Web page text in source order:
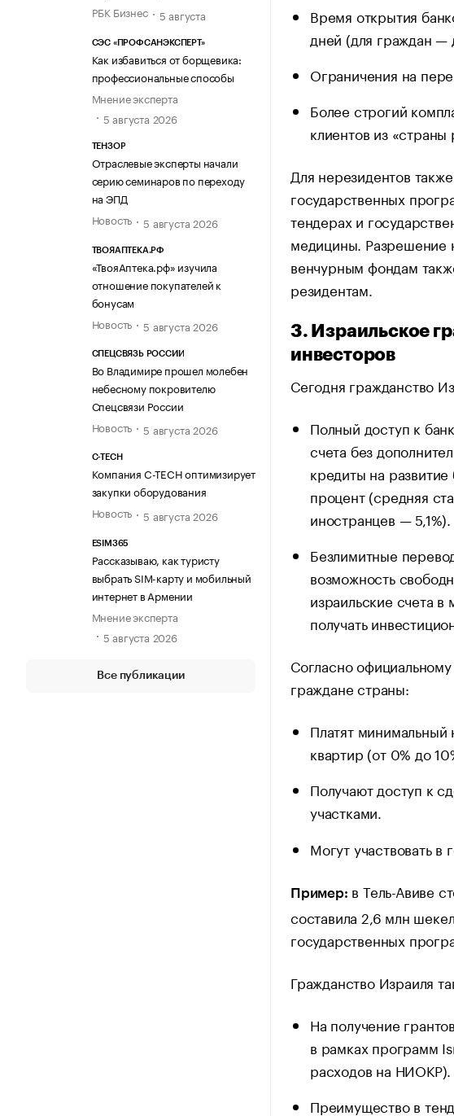
РБК Бизнес
5 августа
СЭС «ПРОФСАНЭКСПЕРТ»
Как избавиться от борщевика:
профессиональные способы
Мнение эксперта
5 августа 2026
ТЕНЗОР
Отраслевые эксперты начали
серию семинаров по переходу
на ЭПД
Новость
5 августа 2026
ТВОЯАПТЕКА.РФ
«ТвояАптека.рф» изучила
отношение покупателей к
бонусам
Новость
5 августа 2026
СПЕЦСВЯЗЬ РОССИИ
Во Владимире прошел молебен
небесному покровителю
Спецсвязи России
Новость
5 августа 2026
C-TECH
Компания C-TECH оптимизирует
закупки оборудования
Новость
5 августа 2026
ESIM365
Рассказываю, как туристу
выбрать SIM-карту и мобильный
интернет в Армении
Мнение эксперта
5 августа 2026
Все публикации
Время открытия
дней (для граждан —
Ограничения на
Более строгий
клиентов из «страны
Для нерезидентов
государственных
тендерах и
медицины. Разрешение
венчурным фондам
резидентам.
3. Израильское
инвесторов
Сегодня гражданство
Полный доступ к
счета без
кредиты на
процент (средняя
иностранцев — 5,1%).
Безлимитные
возможность
израильские счета
получать
Согласно
граждане страны:
Платят
квартир (от 0% до
Получают доступ к
участками.
Могут участвовать
Пример: в Тель-Авиве
составила 2,6 млн
государственных
Гражданство Израиля
На получение
в рамках программ
расходов на НИОКР).
Преимущество в